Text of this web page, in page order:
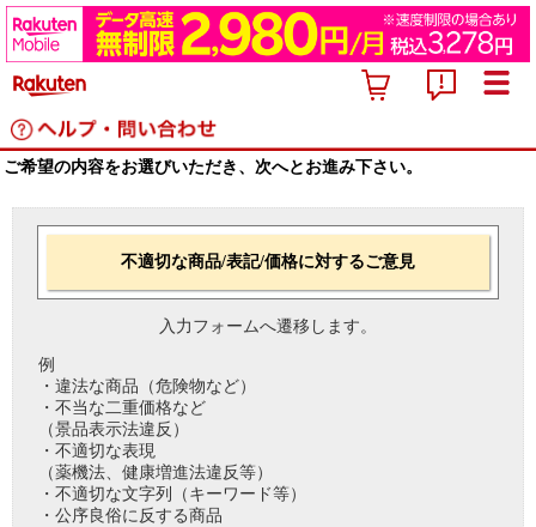
ご希望の内容をお選びいただき、次へとお進み下さい。
不適切な商品/表記/価格に対するご意見
入力フォームへ遷移します。
例
・違法な商品（危険物など）
・不当な二重価格など
（景品表示法違反）
・不適切な表現
（薬機法、健康増進法違反等）
・不適切な文字列（キーワード等）
・公序良俗に反する商品